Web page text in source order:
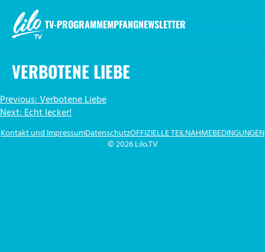
Inhalt
springen
TV-PROGRAMMEMPFANGNEWSLETTER
VERBOTENE LIEBE
BEITRAGSNAVIGATION
Previous:Verbotene Liebe
Next:Echt lecker!
© 2026 Lilo.TV
Kontakt und ImpressumDatenschutzOFFIZIELLE TEILNAHMEBEDINGUNGEN